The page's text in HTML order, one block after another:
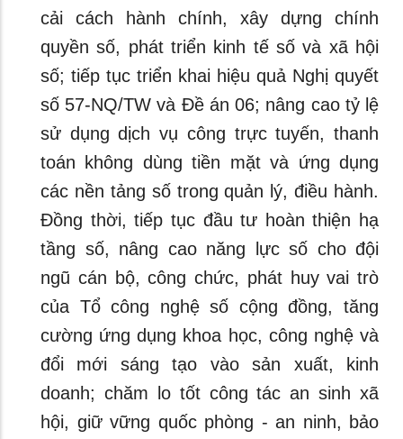
cải cách hành chính, xây dựng chính
quyền số, phát triển kinh tế số và xã hội
số; tiếp tục triển khai hiệu quả Nghị quyết
số 57-NQ/TW và Đề án 06; nâng cao tỷ lệ
sử dụng dịch vụ công trực tuyến, thanh
toán không dùng tiền mặt và ứng dụng
các nền tảng số trong quản lý, điều hành.
Đồng thời, tiếp tục đầu tư hoàn thiện hạ
tầng số, nâng cao năng lực số cho đội
ngũ cán bộ, công chức, phát huy vai trò
của Tổ công nghệ số cộng đồng, tăng
cường ứng dụng khoa học, công nghệ và
đổi mới sáng tạo vào sản xuất, kinh
doanh; chăm lo tốt công tác an sinh xã
hội, giữ vững quốc phòng - an ninh, bảo